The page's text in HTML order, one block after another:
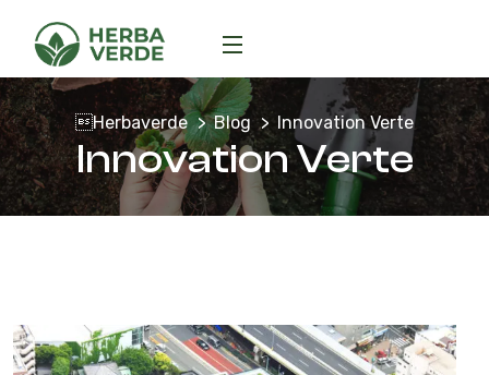
Herbaverde Blog Innovation Verte
Innovation Verte